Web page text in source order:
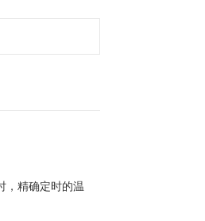
，精确定时的温